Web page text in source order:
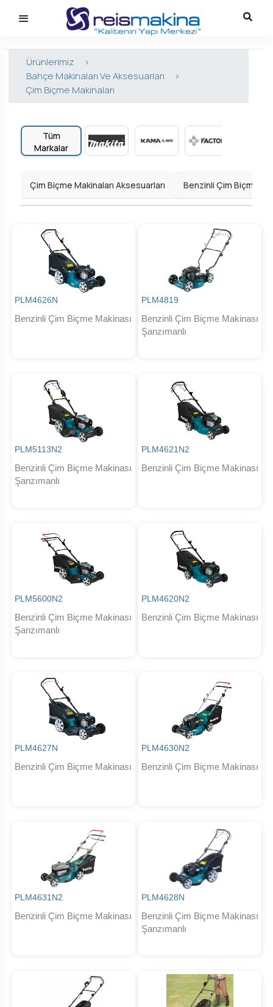
Ürünlerimiz
>
Bahçe Makinaları Ve Aksesuarları
>
Çim Biçme Makinaları
Tüm
Markalar
Çim Biçme Makinaları Aksesuarları Benzinli Çim Biçme
PLM4626N
Benzinli Çim Biçme Makinası
PLM4819
Benzinli Çim Biçme Makinası
Şanzımanlı
PLM5113N2
Benzinli Çim Biçme Makinası
Şanzımanlı
PLM4621N2
Benzinli Çim Biçme Makinası
PLM5600N2
Benzinli Çim Biçme Makinası
Şanzımanlı
PLM4620N2
Benzinli Çim Biçme Makinası
PLM4627N
Benzinli Çim Biçme Makinası
PLM4630N2
Benzinli Çim Biçme Makinası
PLM4631N2
Benzinli Çim Biçme Makinası
PLM4628N
Benzinli Çim Biçme Makinası
Şanzımanlı